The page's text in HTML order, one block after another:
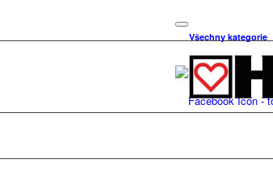
Všechny kategorie